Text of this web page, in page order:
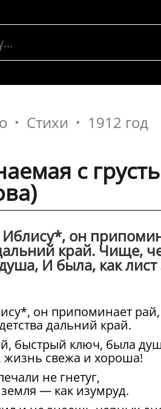
Стихи 1912 год
с
он
край. Чище,
И была, как
он припоминает рай,
дальний край.
быстрый ключ, была
жизнь свежа и хороша!
не гнетуг,
— как изумруд.